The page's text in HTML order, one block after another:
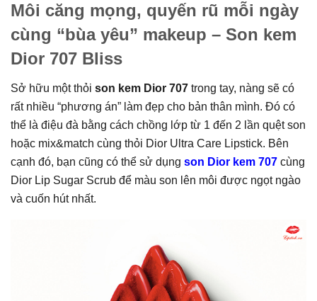
Môi căng mọng, quyến rũ mỗi ngày
cùng “bùa yêu” makeup – Son kem
Dior 707 Bliss
Sở hữu một thỏi son kem Dior 707 trong tay, nàng sẽ có
rất nhiều “phương án” làm đẹp cho bản thân mình. Đó có
thể là điệu đà bằng cách chồng lớp từ 1 đến 2 lần quệt son
hoặc mix&match cùng thỏi Dior Ultra Care Lipstick. Bên
cạnh đó, bạn cũng có thể sử dụng son Dior kem 707 cùng
Dior Lip Sugar Scrub để màu son lên môi được ngọt ngào
và cuốn hút nhất.